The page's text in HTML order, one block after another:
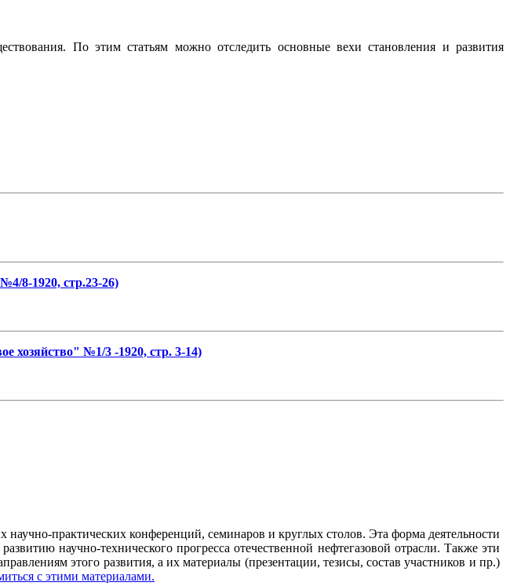
По этим статьям можно отследить основные вехи становления и развития
8-1920, стр.23-26)
хозяйство" №1/3 -1920, стр. 3-14)
практических конференций, семинаров и круглых столов. Эта форма деятельности
научно-технического прогресса отечественной нефтегазовой отрасли. Также эти
этого развития, а их материалы (презентации, тезисы, состав участников и пр.)
с этими материалами.